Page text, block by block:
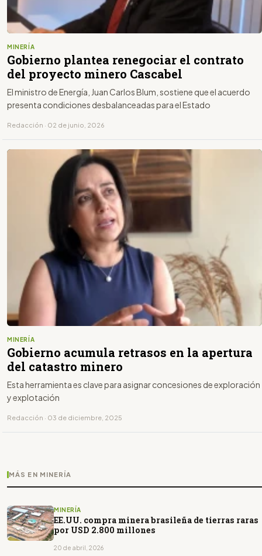
MINERÍA
Gobierno plantea renegociar el contrato
del proyecto minero Cascabel
El ministro de Energía, Juan Carlos Blum, sostiene que el acuerdo
presenta condiciones desbalanceadas para el Estado
Redacción · 02 de junio, 2026
MINERÍA
Gobierno acumula retrasos en la apertura
del catastro minero
Esta herramienta es clave para asignar concesiones de exploración
y explotación
Redacción · 03 de diciembre, 2025
MÁS EN MINERÍA
MINERÍA
EE.UU. compra minera brasileña de tierras raras
por USD 2.800 millones
20 de abril, 2026